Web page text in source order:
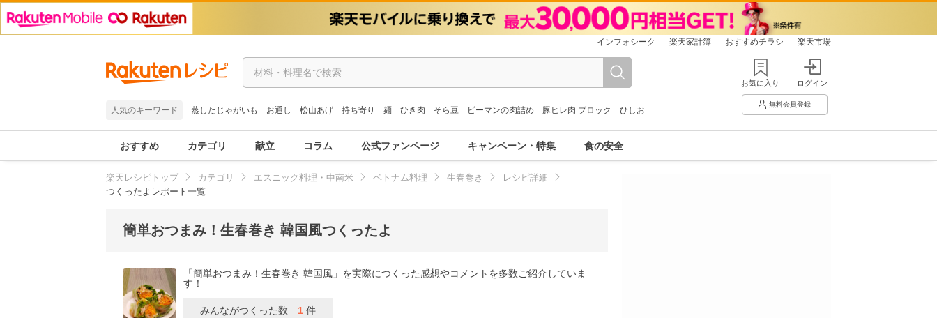
インフォシーク 楽天家計簿 おすすめチラシ 楽天市場
人気のキーワード 蒸したじゃがいも お通し 松山あげ 持ち寄り 麺 ひき肉 そら豆 ピーマンの肉詰め 豚ヒレ肉 ブロック ひしお
お気に入り ログイン
無料会員登録
おすすめ カテゴリ 献立 コラム 公式ファンページ キャンペーン・特集 食の安全
楽天レシピトップ カテゴリ エスニック料理・中南米 ベトナム料理 生春巻き
レシピ詳細
つくったよレポート一覧
簡単おつまみ！生春巻き 韓国風つくったよ
「簡単おつまみ！生春巻き 韓国風」を実際につくった感想やコメントを多数ご紹介していま
す！
みんながつくった数 1件